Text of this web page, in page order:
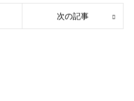
次の記事